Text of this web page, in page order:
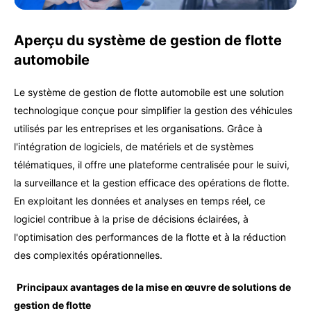
Aperçu du système de gestion de flotte
automobile
Le système de gestion de flotte automobile est une solution
technologique conçue pour simplifier la gestion des véhicules
utilisés par les entreprises et les organisations. Grâce à
l'intégration de logiciels, de matériels et de systèmes
télématiques, il offre une plateforme centralisée pour le suivi,
la surveillance et la gestion efficace des opérations de flotte.
En exploitant les données et analyses en temps réel, ce
logiciel contribue à la prise de décisions éclairées, à
l'optimisation des performances de la flotte et à la réduction
des complexités opérationnelles.
Principaux avantages de la mise en œuvre de solutions de
gestion de flotte